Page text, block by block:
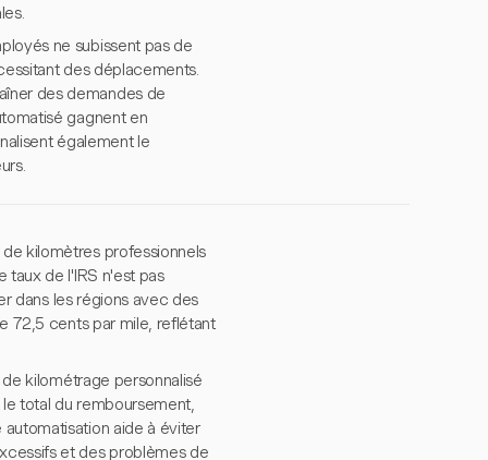
ne subissent pas de
des déplacements.
des demandes de
gagnent en
également le
kilomètres professionnels
taux de l'IRS n'est pas
dans les régions avec des
72,5 cents par mile, reflétant
kilométrage personnalisé
total du remboursement,
aide à éviter
et des problèmes de